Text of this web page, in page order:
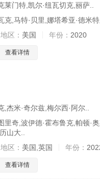
莱门特,凯尔·纽瓦切克,丽萨..
克,马特·贝里,娜塔希亚·德米
地区： 美国 年份： 2020
查看详情
,杰米·奇尔兹,梅尔西·阿尔..
里奇,波伊德·霍布鲁克,帕顿·
山大..
地区： 美国,英国 年份：
查看详情